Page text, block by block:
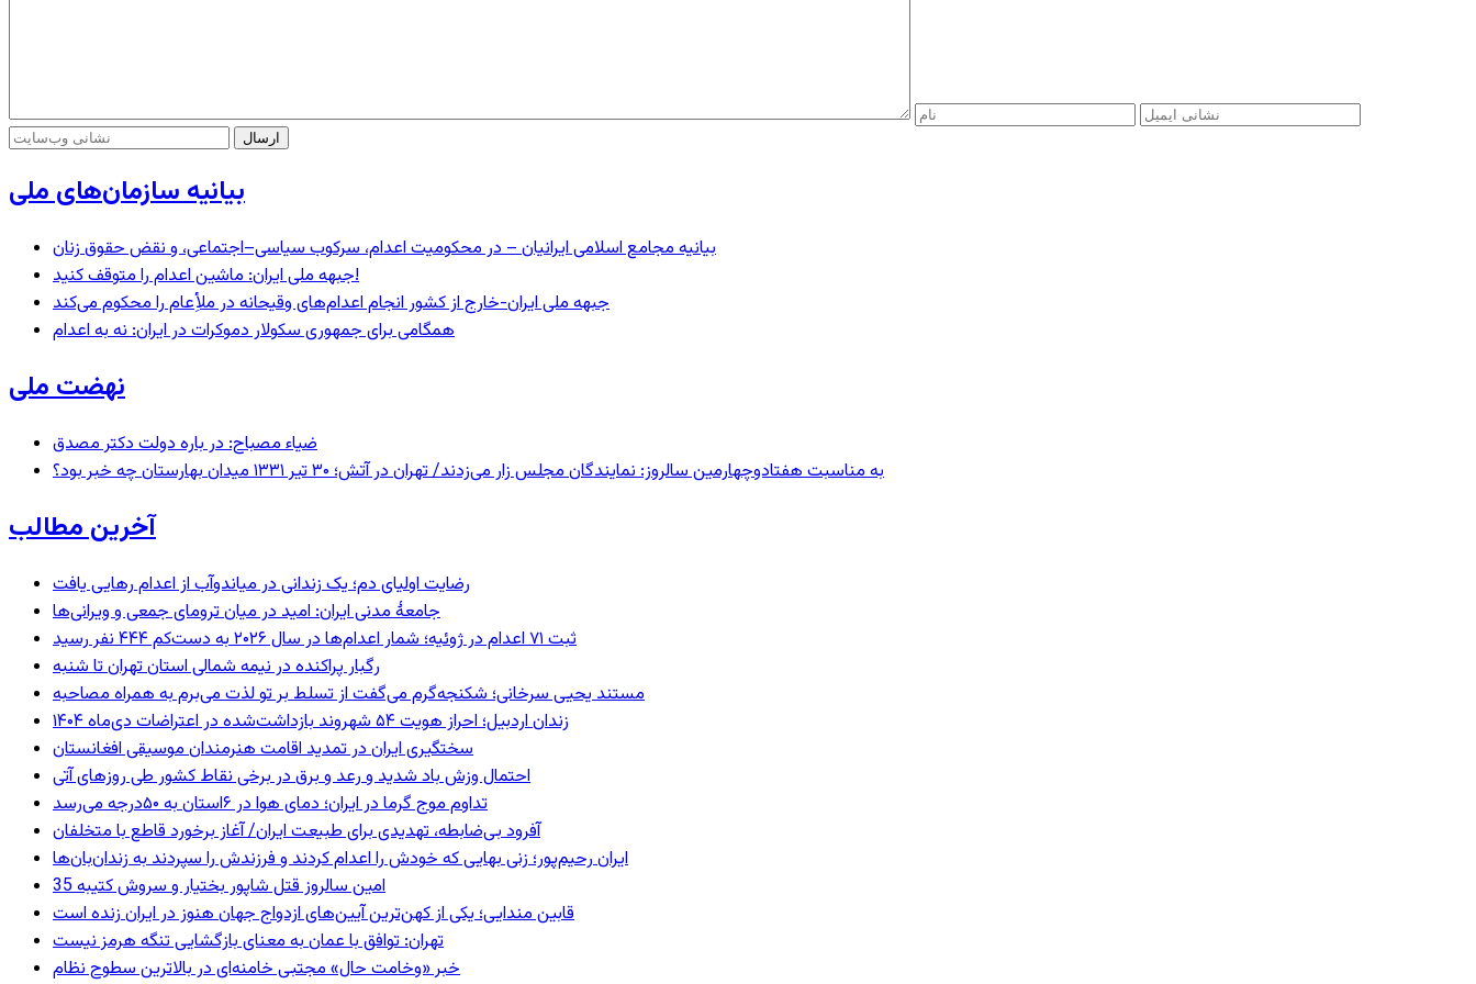
بیانیه سازمان‌های ملی
بیانیه مجامع اسلامی ایرانیان – در محکومیت اعدام، سرکوب سیاسی–اجتماعی، و نقض حقوق زنان
جبهه ملی ایران: ماشین اعدام را متوقف کنید!
جبهه ملی ایران-خارج از کشور انجام اعدام‌های وقیحانه در ملأِعام را محکوم می‌کند
همگامی برای جمهوری سکولار دموکرات در ایران: نه به اعدام
نهضت ملی
ضیاء مصباح: در باره دولت دکتر مصدق
به مناسبت هفتادوچهارمین سالروز: نمایندگان مجلس زار می‌زدند/ تهران در آتش؛ ۳۰ تیر ۱۳۳۱ میدان بهارستان چه خبر بود؟
آخرین مطالب
رضایت اولیای دم؛ یک زندانی در میاندوآب از اعدام رهایی یافت
جامعهٔ مدنی ایران: امید در میان ترومای جمعی و ویرانی‌ها
ثبت ۷۱ اعدام در ژوئیه؛ شمار اعدام‌ها در سال ۲۰۲۶ به دست‌کم ۴۴۴ نفر رسید
رگبار پراکنده در نیمه شمالی استان تهران تا شنبه
مستند یحیی سرخانی؛ شکنجه‌گرم می‌گفت از تسلط بر تو لذت می‌برم به همراه مصاحبه
زندان اردبیل؛ احراز هویت ۵۴ شهروند بازداشت‌شده در اعتراضات دی‌ماه ۱۴۰۴
سختگیری ایران در تمدید اقامت هنرمندان موسیقی افغانستان
احتمال وزش باد شدید و رعد و برق در برخی نقاط کشور طی روزهای آتی
تداوم موج گرما در ایران؛ دمای هوا در ۶استان به ۵۰درجه می‌رسد
آفرود بی‌ضابطه، تهدیدی برای طبیعت ایران/ آغاز برخورد قاطع با متخلفان
ایران رحیم‌پور؛ زنی بهایی که خودش را اعدام کردند و فرزندش را سپردند به زندان‌بان‌ها
35 امین سالروز قتل شاپور بختیار و سروش کتیبه
قابین مندایی؛ یکی از کهن‌ترین آیین‌های ازدواج جهان هنوز در ایران زنده است
تهران: توافق با عمان به معنای بازگشایی تنگه هرمز نیست
خبر «وخامت حال» مجتبی خامنه‌ای در بالاترین سطوح نظام